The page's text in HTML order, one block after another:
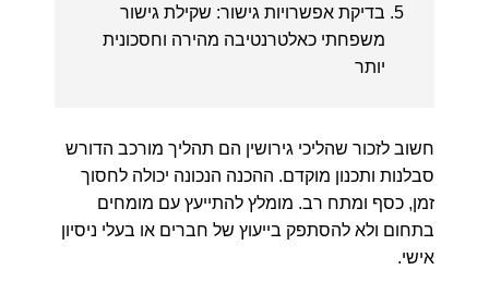
בדיקת אפשרויות גישור: שקילת גישור
משפחתי כאלטרנטיבה מהירה וחסכונית
יותר
חשוב לזכור שהליכי גירושין הם תהליך מורכב הדורש
סבלנות ותכנון מוקדם. ההכנה הנכונה יכולה לחסוך
זמן, כסף ומתח רב. מומלץ להתייעץ עם מומחים
בתחום ולא להסתפק בייעוץ של חברים או בעלי ניסיון
אישי.